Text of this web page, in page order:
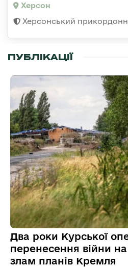
Херсон
Херсонський
ПУБЛІКАЦІЇ
Два роки Курської
перенесення війни
злам планів Кремля